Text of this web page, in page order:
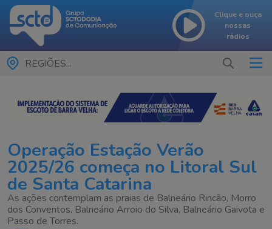
Clique e ouça
nossas
rádios
REGIÕES...
Operação Estação Verão
2025/26 começa no Litoral Sul
de Santa Catarina
As ações contemplam as praias de Balneário Rincão, Morro
dos Conventos, Balneário Arroio do Silva, Balneário Gaivota e
Passo de Torres.